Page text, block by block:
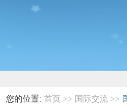
您的位置: 首页 >> 国际交流 >>